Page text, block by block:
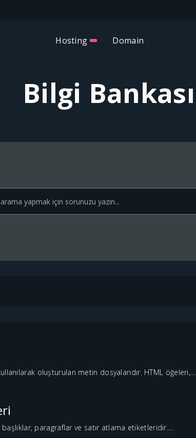
Hosting Domain
Bilgi Bankası
oluşturulan metin dosyalarıdır. HTML öğeleri,...
paragraflar ve satır atlama etiketleridir....